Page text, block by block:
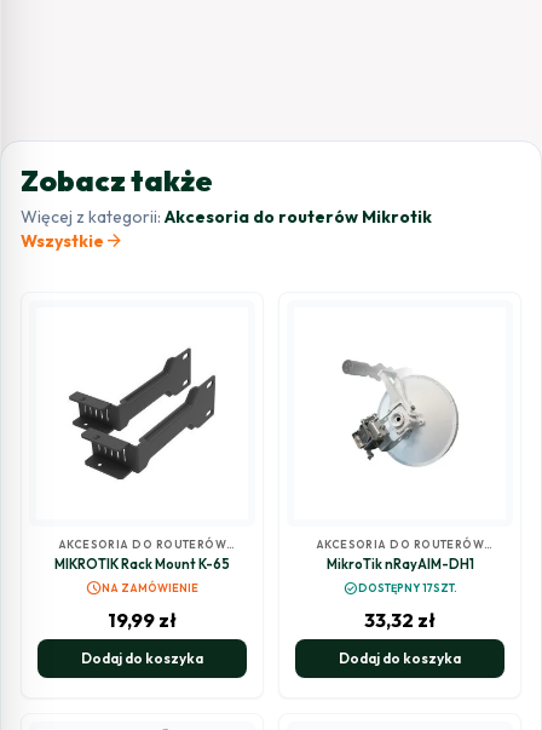
Zobacz także
Więcej z kategorii: Akcesoria do routerów Mikrotik
Wszystkie arrow_forward
AKCESORIA DO ROUTERÓW
MIKROTIK
MIKROTIK Rack Mount K-65
scheduleNA ZAMÓWIENIE
19,99 zł
Dodaj do koszyka
AKCESORIA DO ROUTERÓW
MIKROTIK
MikroTik nRayAIM-DH1
check_circleDOSTĘPNY 17SZT.
33,32 zł
Dodaj do koszyka